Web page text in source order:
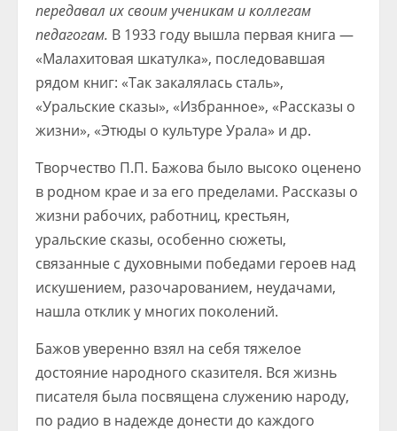
передавал их своим ученикам и коллегам
педагогам. В 1933 году вышла первая книга —
«Малахитовая шкатулка», последовавшая
рядом книг: «Так закалялась сталь»,
«Уральские сказы», «Избранное», «Рассказы о
жизни», «Этюды о культуре Урала» и др.
Творчество П.П. Бажова было высоко оценено
в родном крае и за его пределами. Рассказы о
жизни рабочих, работниц, крестьян,
уральские сказы, особенно сюжеты,
связанные с духовными победами героев над
искушением, разочарованием, неудачами,
нашла отклик у многих поколений.
Бажов уверенно взял на себя тяжелое
достояние народного сказителя. Вся жизнь
писателя была посвящена служению народу,
по радио в надежде донести до каждого